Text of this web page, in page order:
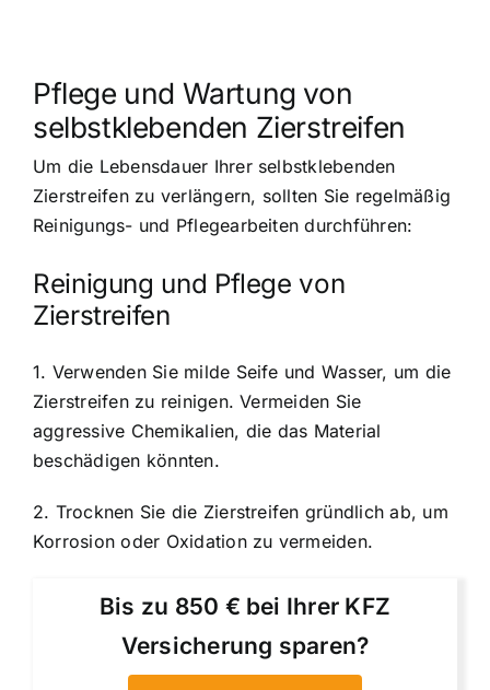
Pflege und Wartung von
selbstklebenden Zierstreifen
Um die Lebensdauer Ihrer selbstklebenden
Zierstreifen zu verlängern, sollten Sie regelmäßig
Reinigungs- und Pflegearbeiten durchführen:
Reinigung und Pflege von
Zierstreifen
1. Verwenden Sie milde Seife und Wasser, um die
Zierstreifen zu reinigen. Vermeiden Sie
aggressive Chemikalien, die das Material
beschädigen könnten.
2. Trocknen Sie die Zierstreifen gründlich ab, um
Korrosion oder Oxidation zu vermeiden.
Bis zu 850 € bei Ihrer KFZ
Versicherung sparen?